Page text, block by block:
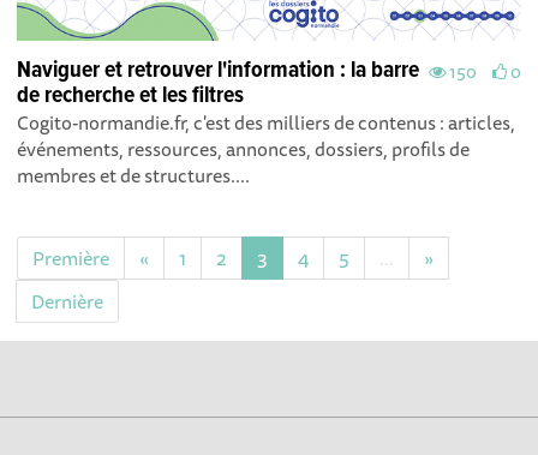
150 0
Naviguer et retrouver l'information : la barre
de recherche et les filtres
Cogito-normandie.fr, c'est des milliers de contenus : articles,
événements, ressources, annonces, dossiers, profils de
membres et de structures....
Première « 1 2 3 4 5 …
»
Dernière